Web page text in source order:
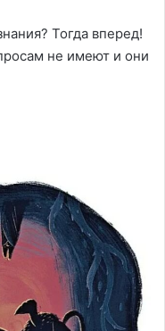
Тогда вперед!
не имеют и они